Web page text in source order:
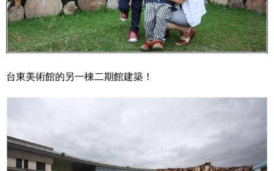
台東美術館的另一棟二期館建築！